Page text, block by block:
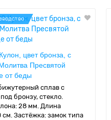
цвет бронза, с
Пресвятой
от беды
сплав с
бронзу, стекло.
28 мм. Длина
см. Застёжка: замок типа